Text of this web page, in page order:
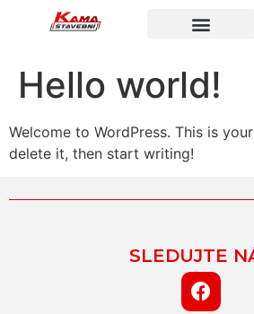
Hello world!
Welcome to WordPress. This is
delete it, then start writing!
SLEDUJTE